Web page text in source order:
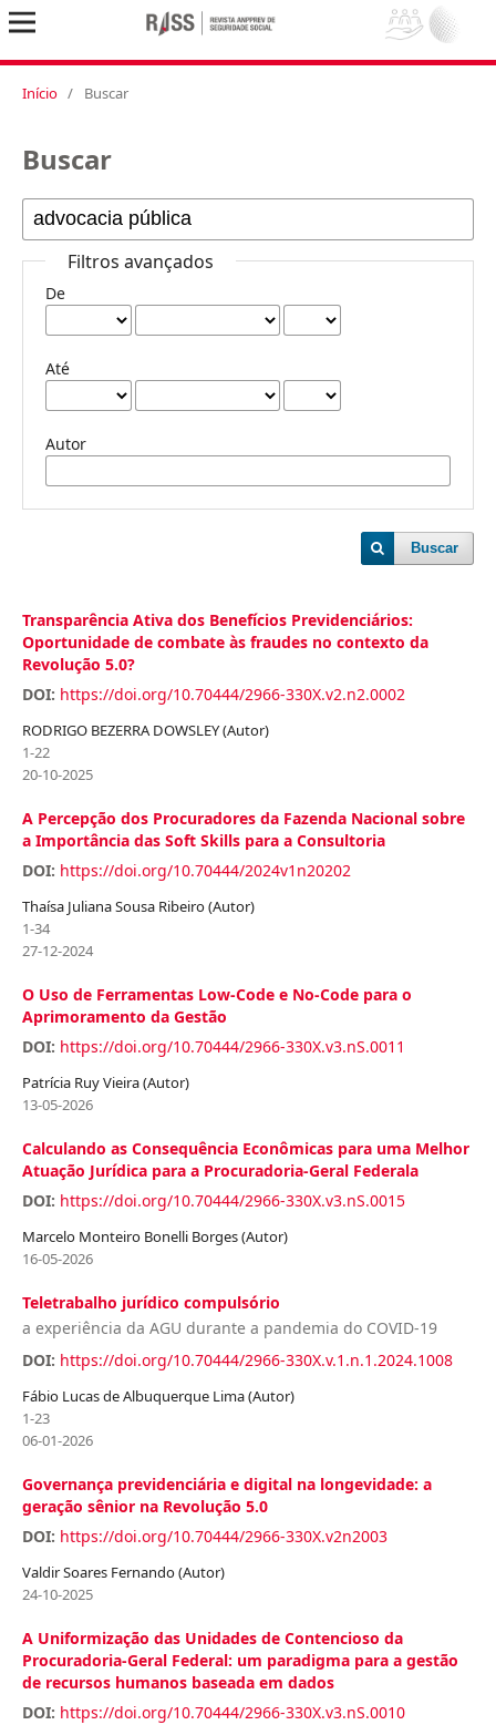
Início / Buscar
Buscar
Filtros avançados
De
Até
Autor
Buscar
Transparência Ativa dos Benefícios Previdenciários:
Oportunidade de combate às fraudes no contexto da
Revolução 5.0?
DOI: https://doi.org/10.70444/2966-330X.v2.n2.0002
RODRIGO BEZERRA DOWSLEY (Autor)
1-22
20-10-2025
A Percepção dos Procuradores da Fazenda Nacional sobre
a Importância das Soft Skills para a Consultoria
DOI: https://doi.org/10.70444/2024v1n20202
Thaísa Juliana Sousa Ribeiro (Autor)
1-34
27-12-2024
O Uso de Ferramentas Low-Code e No-Code para o
Aprimoramento da Gestão
DOI: https://doi.org/10.70444/2966-330X.v3.nS.0011
Patrícia Ruy Vieira (Autor)
13-05-2026
Calculando as Consequência Econômicas para uma Melhor
Atuação Jurídica para a Procuradoria-Geral Federala
DOI: https://doi.org/10.70444/2966-330X.v3.nS.0015
Marcelo Monteiro Bonelli Borges (Autor)
16-05-2026
Teletrabalho jurídico compulsório
a experiência da AGU durante a pandemia do COVID-19
DOI: https://doi.org/10.70444/2966-330X.v.1.n.1.2024.1008
Fábio Lucas de Albuquerque Lima (Autor)
1-23
06-01-2026
Governança previdenciária e digital na longevidade: a
geração sênior na Revolução 5.0
DOI: https://doi.org/10.70444/2966-330X.v2n2003
Valdir Soares Fernando (Autor)
24-10-2025
A Uniformização das Unidades de Contencioso da
Procuradoria-Geral Federal: um paradigma para a gestão
de recursos humanos baseada em dados
DOI: https://doi.org/10.70444/2966-330X.v3.nS.0010